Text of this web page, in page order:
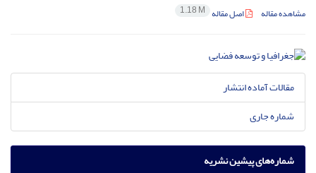
مشاهده مقاله اصل مقاله 1.18 M
مقالات آماده انتشار
شماره جاری
شماره‌های پیشین نشریه